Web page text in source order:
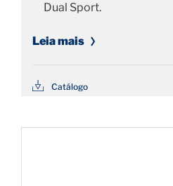
Dual Sport.
Leia mais
Catálogo